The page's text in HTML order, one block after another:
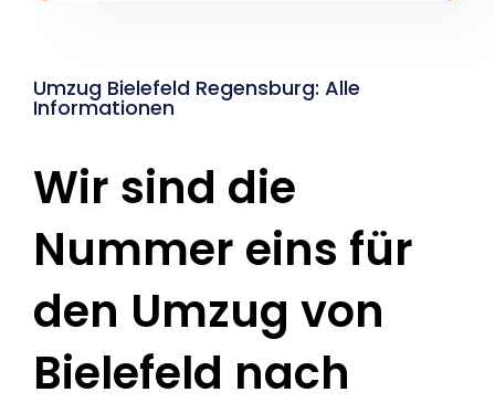
Umzug Bielefeld Regensburg: Alle
Informationen
Wir sind die
Nummer eins für
den Umzug von
Bielefeld nach